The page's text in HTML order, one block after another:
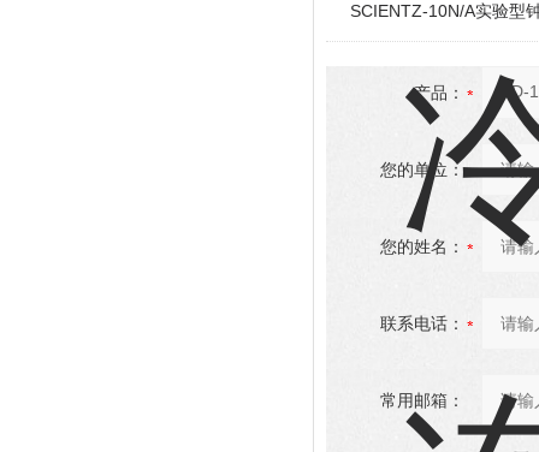
SCIENTZ-10N/A实验型
产品：
您的单位：
您的姓名：
联系电话：
常用邮箱：